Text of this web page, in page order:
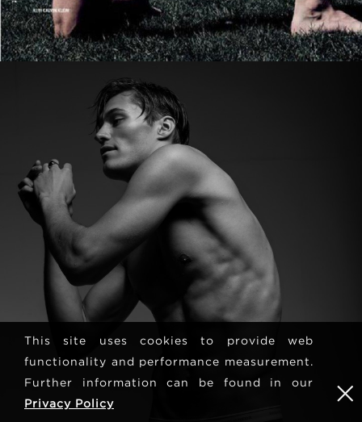
This site uses cookies to provide web
functionality and performance measurement.
Further information can be found in our
Privacy Policy